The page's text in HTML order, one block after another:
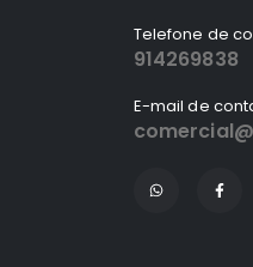
Telefone de
914269838
E-mail de